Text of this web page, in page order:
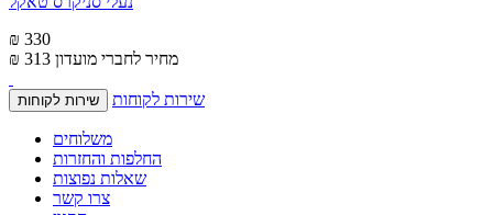
₪ 330
₪ 313 מחיר לחברי מועדון
שירות לקוחות שירות לקוחות
משלוחים
החלפות והחזרות
שאלות נפוצות
צרו קשר